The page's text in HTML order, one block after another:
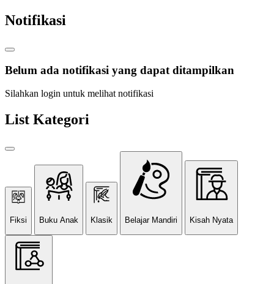
Notifikasi
Belum ada notifikasi yang dapat ditampilkan
Silahkan login untuk melihat notifikasi
List Kategori
Fiksi Buku Anak Klasik Belajar Mandiri Kisah Nyata